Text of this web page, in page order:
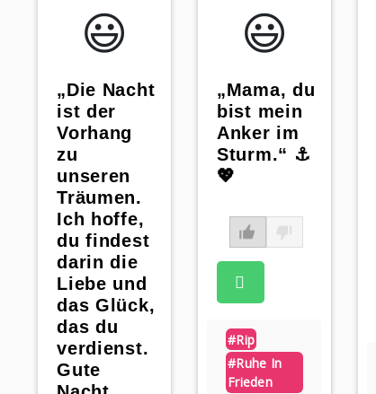
😃️
„Die Nacht
ist der
Vorhang
zu
unseren
Träumen.
Ich hoffe,
du findest
darin die
Liebe und
das Glück,
das du
verdienst.
Gute
😃️
„Mama, du
bist mein
Anker im
Sturm.“ ⚓️
💖
#rip
#ruhe In
Frieden